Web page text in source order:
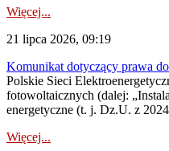
Więcej...
21 lipca 2026, 09:19
Komunikat dotyczący prawa
Polskie Sieci
fotowoltaicznych (dalej:
energetyczne (t. j. Dz.U. z
Więcej...